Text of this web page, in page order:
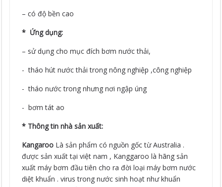
– có độ bền cao
* Ứng dụng:
– sử dụng cho mục đích bơm nước thải,
- tháo hút nước thải trong nông nghiệp ,công nghiệp
- tháo nước trong nhưng nơi ngập úng
- bơm tát ao
* Thông tin nhà sản xuất:
Kangaroo Là sản phẩm có nguồn gốc từ Australia .
được sản xuất tại việt nam , Kanggaroo là hãng sản
xuất máy bơm đầu tiên cho ra đời loại máy bơm nước
diệt khuẩn . virus trong nước sinh hoạt như khuẩn